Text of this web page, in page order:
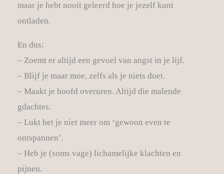
maar je hebt nooit geleerd hoe je jezelf kunt
ontladen.
En dus:
– Zoemt er altijd een gevoel van angst in je lijf.
– Blijf je maar moe, zelfs als je niets doet.
– Maakt je hoofd overuren. Altijd die malende
gdachtes.
– Lukt het je niet meer om ‘gewoon even te
ontspannen’.
– Heb je (soms vage) lichamelijke klachten en
pijnen.